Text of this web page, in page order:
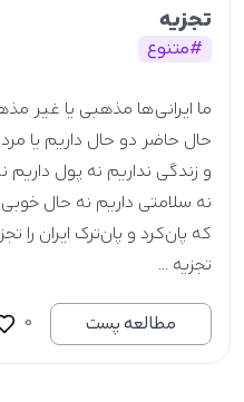
تجزیه
#متنوع
ما ایرانی‌ها مذهبی یا غیر
حال حاضر دو حال داریم یا
و زندگی نداریم نه پول داریم
نه سلامتی داریم نه حال
که پان‌کرد و پان‌ترک ایران را
تجزیه ...
مطالعه پست
0